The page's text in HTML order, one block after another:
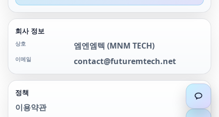
회사 정보
상호 엠엔엠텍 (MNM TECH)
이메일 contact@futuremtech.net
정책
이용약관